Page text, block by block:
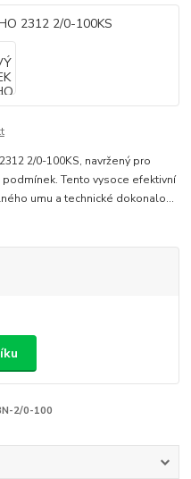
2/0-100KS, navržený pro
Tento vysoce efektivní
umu a technické dokonalo...
2/0-100